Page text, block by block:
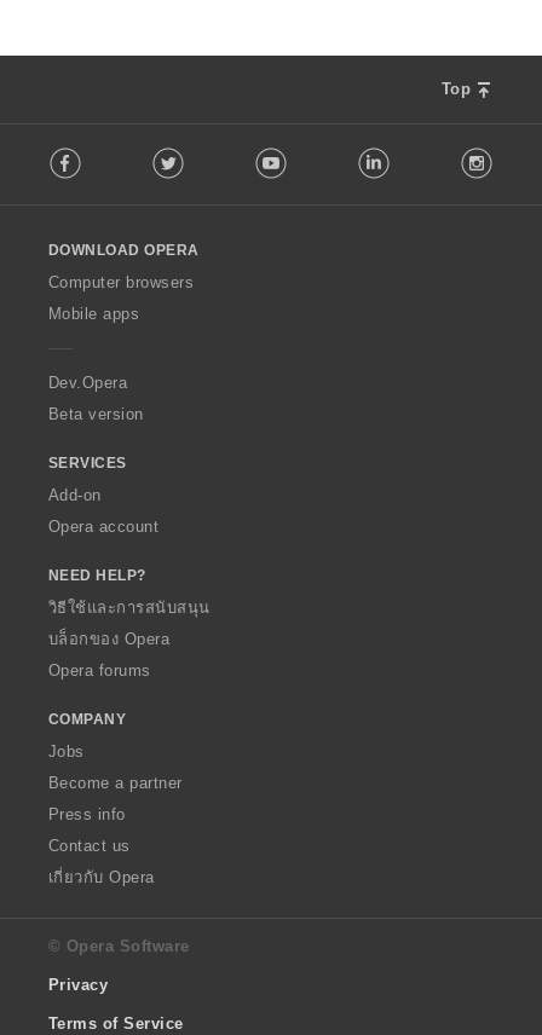
Top
o
w
O
p
a
Facebook Twitter Youtube LinkedIn
DOWNLOAD OPERA
Computer browsers
Mobile apps
Dev.Opera
Beta version
SERVICES
Add-on
Opera account
NEED HELP?
วิธีใช้และการสนับสนุน
บล็อกของ Opera
Opera forums
COMPANY
Jobs
Become a partner
Press info
Contact us
เกี่ยวกับ Opera
© Opera Software
Privacy
Terms of Service